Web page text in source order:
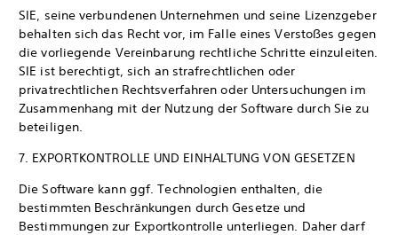
SIE, seine verbundenen Unternehmen und seine Lizenzgeber
behalten sich das Recht vor, im Falle eines Verstoßes gegen
die vorliegende Vereinbarung rechtliche Schritte einzuleiten.
SIE ist berechtigt, sich an strafrechtlichen oder
privatrechtlichen Rechtsverfahren oder Untersuchungen im
Zusammenhang mit der Nutzung der Software durch Sie zu
beteiligen.
7. EXPORTKONTROLLE UND EINHALTUNG VON GESETZEN
Die Software kann ggf. Technologien enthalten, die
bestimmten Beschränkungen durch Gesetze und
Bestimmungen zur Exportkontrolle unterliegen. Daher darf